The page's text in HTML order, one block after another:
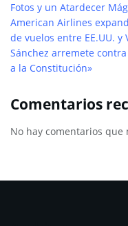
Fotos y un Atardecer
American Airlines
de vuelos entre EE.UU.
Sánchez arremete
a la Constitución»
Comentarios
No hay comentarios que